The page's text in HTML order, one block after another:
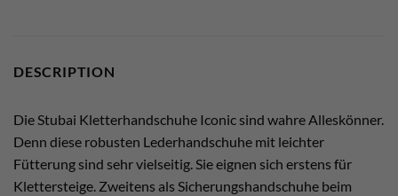
DESCRIPTION
Die Stubai Kletterhandschuhe Iconic sind wahre Alleskönner.
Denn diese robusten Lederhandschuhe mit leichter
Fütterung sind sehr vielseitig. Sie eignen sich erstens für
Klettersteige. Zweitens als Sicherungshandschuhe beim